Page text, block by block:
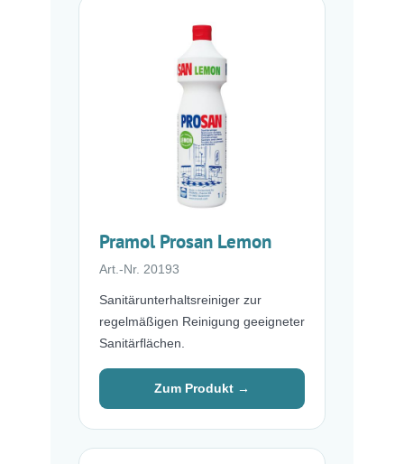
Pramol Prosan Lemon
Art.-Nr. 20193
Sanitärunterhaltsreiniger zur
regelmäßigen Reinigung geeigneter
Sanitärflächen.
Zum Produkt →